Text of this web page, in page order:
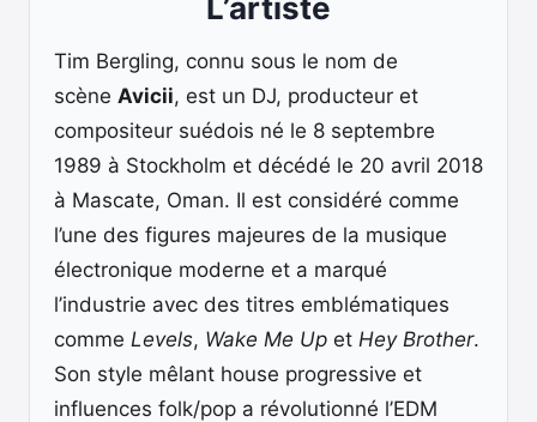
L’artiste
Tim Bergling, connu sous le nom de
scène Avicii, est un DJ, producteur et
compositeur suédois né le 8 septembre
1989 à Stockholm et décédé le 20 avril 2018
à Mascate, Oman. Il est considéré comme
l’une des figures majeures de la musique
électronique moderne et a marqué
l’industrie avec des titres emblématiques
comme Levels, Wake Me Up et Hey Brother.
Son style mêlant house progressive et
influences folk/pop a révolutionné l’EDM